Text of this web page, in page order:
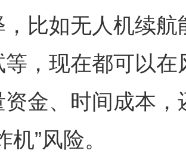
，比如无人机续
等，现在都可以
资金、时间成本
机”风险。